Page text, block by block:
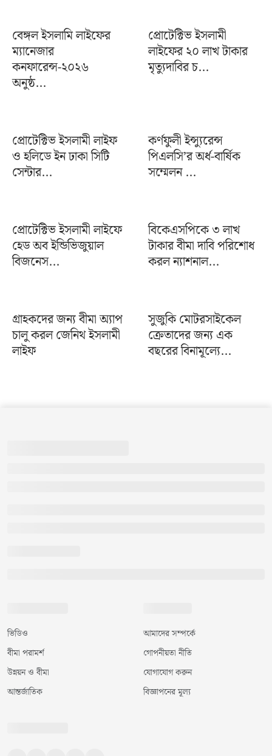
বেঙ্গল ইসলামি লাইফের
ম্যানেজার
কনফারেন্স-২০২৬
অনুষ্ঠ...
প্রোটেক্টিভ ইসলামী
লাইফের ২০ লাখ টাকার
মৃত্যুদাবির চ...
প্রোটেক্টিভ ইসলামী লাইফ
ও হলিডে ইন ঢাকা সিটি
সেন্টার...
কর্ণফুলী ইন্স্যুরেন্স
পিএলসি’র অর্ধ-বার্ষিক
সম্মেলন ...
প্রোটেক্টিভ ইসলামী লাইফে
হেড অব ইন্ডিভিজুয়াল
বিজনেস...
বিকেএসপিকে ৩ লাখ
টাকার বীমা দাবি পরিশোধ
করল ন্যাশনাল...
গ্রাহকদের জন্য বীমা অ্যাপ
চালু করল জেনিথ ইসলামী
লাইফ
সুজুকি মোটরসাইকেল
ক্রেতাদের জন্য এক
বছরের বিনামূল্যে...
ভিডিও
বীমা পরামর্শ
উন্নয়ন ও বীমা
আন্তর্জাতিক
আমাদের সম্পর্কে
গোপনীয়তা নীতি
যোগাযোগ করুন
বিজ্ঞাপনের মূল্য